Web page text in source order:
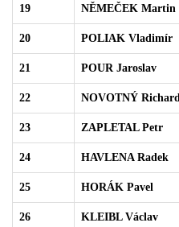
19 NĚMEČEK Martin
20 POLIAK Vladimír
21 POUR Jaroslav
22 NOVOTNÝ Richard
23 ZAPLETAL Petr
24 HAVLENA Radek
25 HORÁK Pavel
26 KLEIBL Václav